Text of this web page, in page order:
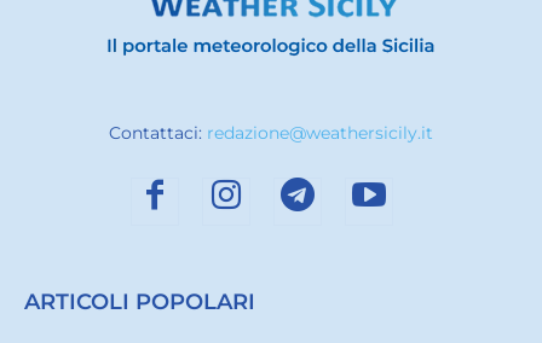
Contattaci: redazione@weathersicily.it
ARTICOLI POPOLARI